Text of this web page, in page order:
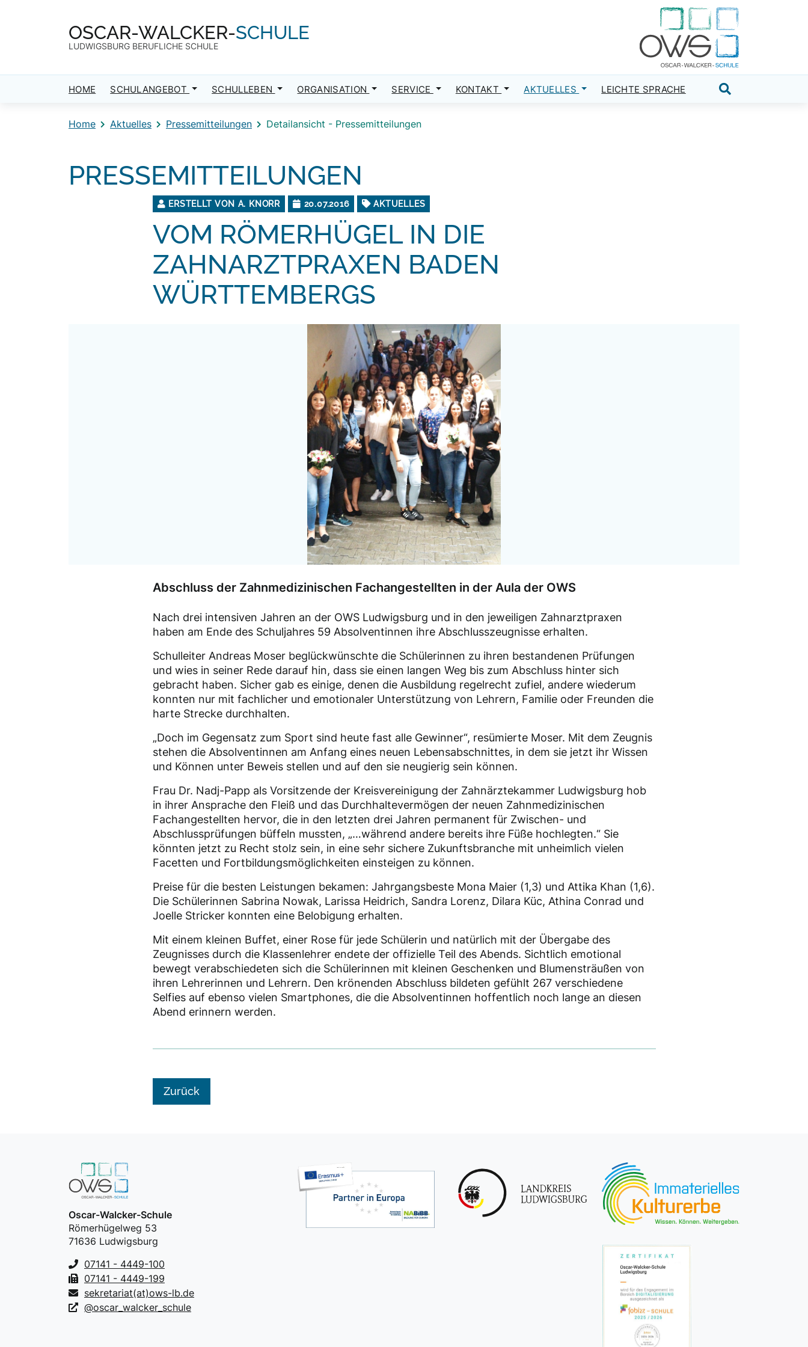
OSCAR-WALCKER-SCHULE
LUDWIGSBURG BERUFLICHE SCHULE
HOME SCHULANGEBOT SCHULLEBEN ORGANISATION SERVICE KONTAKT AKTUELLES LEICHTE SPRACHE
Home Aktuelles Pressemitteilungen Detailansicht - Pressemitteilungen
PRESSEMITTEILUNGEN
ERSTELLT VON A. KNORR 20.07.2016 AKTUELLES
VOM RÖMERHÜGEL IN DIE
ZAHNARZTPRAXEN BADEN
WÜRTTEMBERGS
Abschluss der Zahnmedizinischen Fachangestellten in der Aula der OWS
Nach drei intensiven Jahren an der OWS Ludwigsburg und in den jeweiligen Zahnarztpraxen
haben am Ende des Schuljahres 59 Absolventinnen ihre Abschlusszeugnisse erhalten.
Schulleiter Andreas Moser beglückwünschte die Schülerinnen zu ihren bestandenen Prüfungen
und wies in seiner Rede darauf hin, dass sie einen langen Weg bis zum Abschluss hinter sich
gebracht haben. Sicher gab es einige, denen die Ausbildung regelrecht zufiel, andere wiederum
konnten nur mit fachlicher und emotionaler Unterstützung von Lehrern, Familie oder Freunden die
harte Strecke durchhalten.
„Doch im Gegensatz zum Sport sind heute fast alle Gewinner“, resümierte Moser. Mit dem Zeugnis
stehen die Absolventinnen am Anfang eines neuen Lebensabschnittes, in dem sie jetzt ihr Wissen
und Können unter Beweis stellen und auf den sie neugierig sein können.
Frau Dr. Nadj-Papp als Vorsitzende der Kreisvereinigung der Zahnärztekammer Ludwigsburg hob
in ihrer Ansprache den Fleiß und das Durchhaltevermögen der neuen Zahnmedizinischen
Fachangestellten hervor, die in den letzten drei Jahren permanent für Zwischen- und
Abschlussprüfungen büffeln mussten, „…während andere bereits ihre Füße hochlegten.“ Sie
könnten jetzt zu Recht stolz sein, in eine sehr sichere Zukunftsbranche mit unheimlich vielen
Facetten und Fortbildungsmöglichkeiten einsteigen zu können.
Preise für die besten Leistungen bekamen: Jahrgangsbeste Mona Maier (1,3) und Attika Khan (1,6).
Die Schülerinnen Sabrina Nowak, Larissa Heidrich, Sandra Lorenz, Dilara Küc, Athina Conrad und
Joelle Stricker konnten eine Belobigung erhalten.
Mit einem kleinen Buffet, einer Rose für jede Schülerin und natürlich mit der Übergabe des
Zeugnisses durch die Klassenlehrer endete der offizielle Teil des Abends. Sichtlich emotional
bewegt verabschiedeten sich die Schülerinnen mit kleinen Geschenken und Blumensträußen von
ihren Lehrerinnen und Lehrern. Den krönenden Abschluss bildeten gefühlt 267 verschiedene
Selfies auf ebenso vielen Smartphones, die die Absolventinnen hoffentlich noch lange an diesen
Abend erinnern werden.
Zurück
Oscar-Walcker-Schule
Römerhügelweg 53
71636 Ludwigsburg
07141 - 4449-100
07141 - 4449-199
sekretariat(at)ows-lb.de
@oscar_walcker_schule